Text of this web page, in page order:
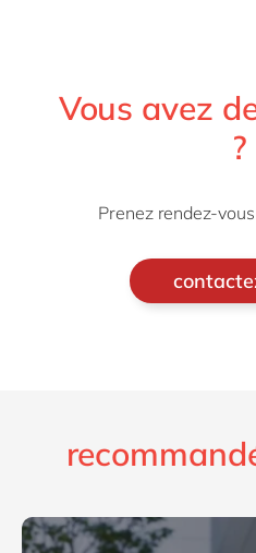
Vous avez
?
Prenez rendez-